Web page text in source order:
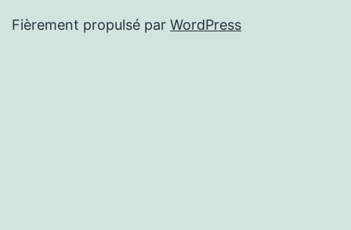
Fièrement propulsé par WordPress